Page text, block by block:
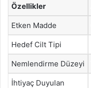
Özellikler
Etken Madde
Hedef Cilt Tipi
Nemlendirme Düzeyi
İhtiyaç Duyulan